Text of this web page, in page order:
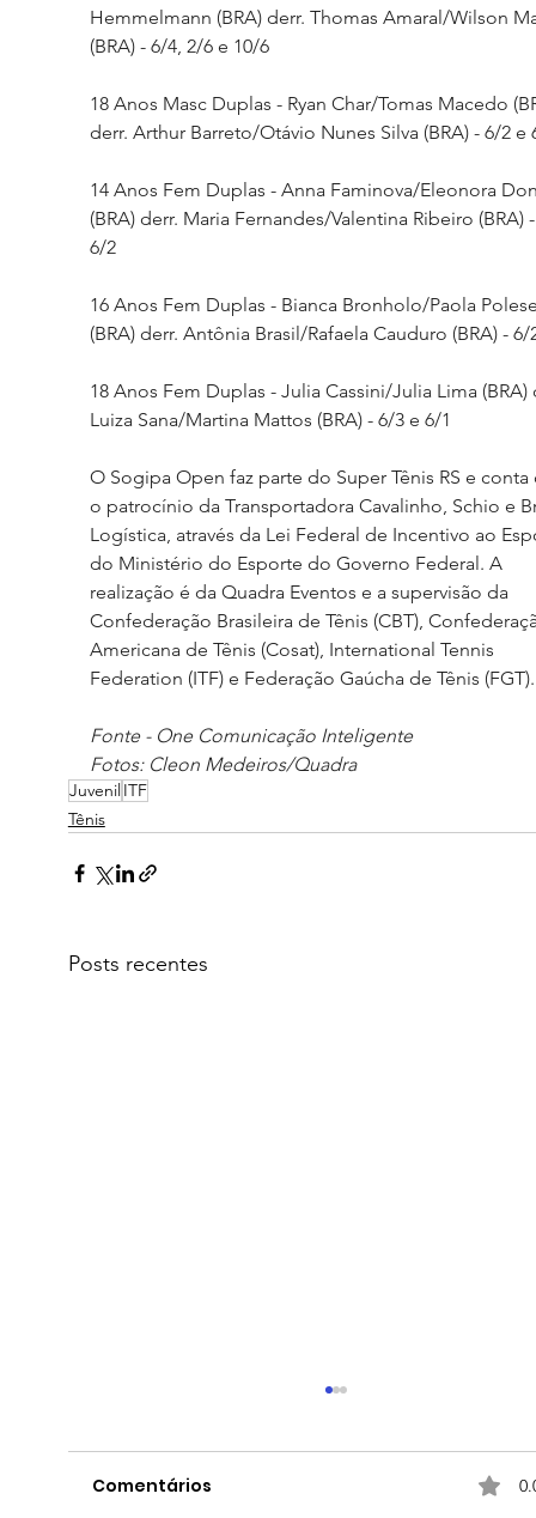
Hemmelmann (BRA) derr. Thomas Amaral/Wilson
(BRA) - 6/4, 2/6 e 10/6
18 Anos Masc Duplas - Ryan Char/Tomas Macedo
derr. Arthur Barreto/Otávio Nunes Silva (BRA) - 6/2 e
14 Anos Fem Duplas - Anna Faminova/Eleonora
(BRA) derr. Maria Fernandes/Valentina Ribeiro (BRA)
6/2
16 Anos Fem Duplas - Bianca Bronholo/Paola
(BRA) derr. Antônia Brasil/Rafaela Cauduro (BRA) - 6/
18 Anos Fem Duplas - Julia Cassini/Julia Lima
Luiza Sana/Martina Mattos (BRA) - 6/3 e 6/1
O Sogipa Open faz parte do Super Tênis RS e
o patrocínio da Transportadora Cavalinho, Schio e
Logística, através da Lei Federal de Incentivo ao
do Ministério do Esporte do Governo Federal. A
realização é da Quadra Eventos e a supervisão da
Confederação Brasileira de Tênis (CBT),
Americana de Tênis (Cosat), International Tennis
Federation (ITF) e Federação Gaúcha de Tênis (FGT).
Fonte - One Comunicação Inteligente
Fotos: Cleon Medeiros/Quadra
JuvenilITF
Tênis
Posts recentes
Comentários